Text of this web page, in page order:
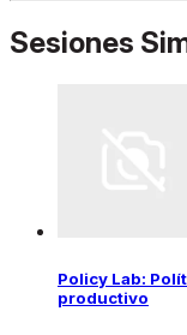
Sesiones
Policy Lab:
productivo